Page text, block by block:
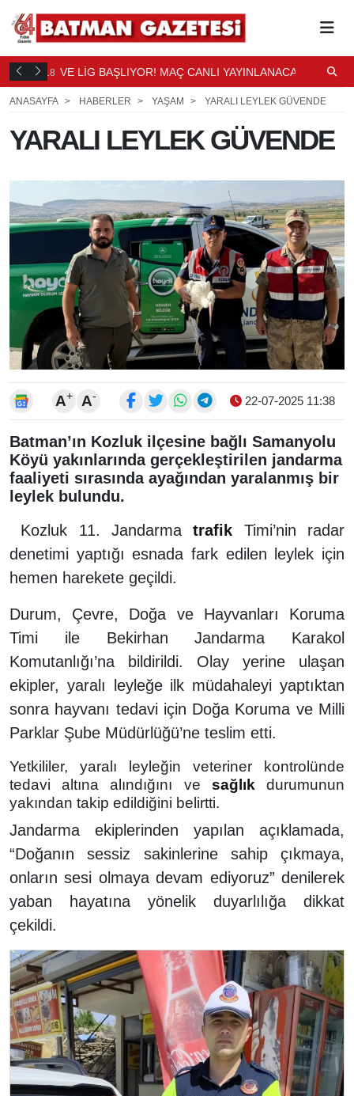
18 VE LİG BAŞLIYOR! MAÇ CANLI YAYINLANACAK
18
ANASAYFA
HABERLER YAŞAM YARALI LEYLEK GÜVENDE
YARALI LEYLEK GÜVENDE
A+ A- 22-07-2025 11:38
Batman’ın Kozluk ilçesine bağlı Samanyolu
Köyü yakınlarında gerçekleştirilen jandarma
faaliyeti sırasında ayağından yaralanmış bir
leylek bulundu.
Kozluk 11. Jandarmatrafik Timi’nin radar
denetimi yaptığı esnada fark edilen leylek için
hemen harekete geçildi.
Durum, Çevre, Doğa ve Hayvanları Koruma
Timi ile Bekirhan Jandarma Karakol
Komutanlığı’na bildirildi. Olay yerine ulaşan
ekipler, yaralı leyleğe ilk müdahaleyi yaptıktan
sonra hayvanı tedavi için Doğa Koruma ve Milli
Parklar Şube Müdürlüğü’ne teslim etti.
Yetkililer, yaralı leyleğin veteriner kontrolünde
tedavi altına alındığını ve sağlık durumunun
yakından takip edildiğini belirtti.
Jandarma ekiplerinden yapılan açıklamada,
“Doğanın sessiz sakinlerine sahip çıkmaya,
onların sesi olmaya devam ediyoruz” denilerek
yaban hayatına yönelik duyarlılığa dikkat
çekildi.